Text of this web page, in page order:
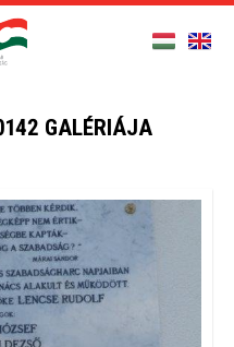
GALÉRIÁJA